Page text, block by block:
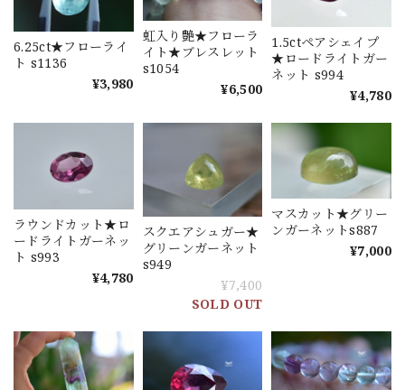
6.25ct★フローライ
ト s1136
¥3,980
虹入り艶★フローラ
イト★ブレスレット
s1054
¥6,500
1.5ctペアシェイプ
★ロードライトガー
ネット s994
¥4,780
ラウンドカット★ロ
ードライトガーネッ
ト s993
¥4,780
スクエアシュガー★
グリーンガーネット
s949
¥7,400
SOLD OUT
マスカット★グリー
ンガーネットs887
¥7,000